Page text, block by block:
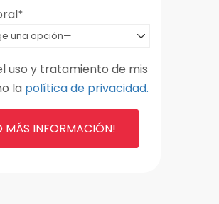
uso y tratamiento de mis
la política de privacidad.